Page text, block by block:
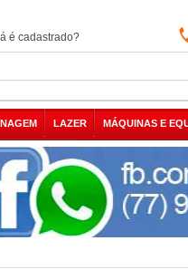
é cadastrado?
LAZER MÁQUINAS E